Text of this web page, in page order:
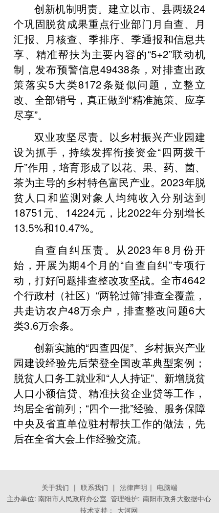
创新机制明责。建立以市、县两级24
个巩固脱贫成果重点行业部门月自查、月
汇报、月核查、季排序、季通报和信息共
享、精准帮扶为主要内容的“5+2”联动机
制，发布预警信息49438条，对排查出政
策落实5大类8172条疑似问题，立整立
改、全部销号，真正做到“精准施策、应享
尽享”。
双业攻坚尽责。以乡村振兴产业园建
设为抓手，持续发挥衔接资金“四两拨千
斤”作用，培育形成了以花、果、药、菌、
茶为主导的乡村特色富民产业。2023年脱
贫人口和监测对象人均纯收入分别达到
18751元、14224元，比2022年分别增长
13.5%和10.47%。
自查自纠压责。从2023年8月份开
始，开展为期4个月的“自查自纠”专项行
动，打好问题排查整改攻坚战。全市4642
个行政村（社区）“两轮过筛”排查全覆盖，
共走访农户48万余户，排查整改问题6大
类3.6万余条。
创新实施的“四查四促”、乡村振兴产业
园建设经验先后荣登全国改革典型案例；
脱贫人口务工就业和“人人持证”、新增脱贫
人口小额信贷、精准扶贫企业贷等工作，
均居全省前列；“四个一批”经验、服务保障
中央及省直单位驻村帮扶工作的做法，先
后在全省大会上作经验交流。
关于我们 | 联系我们 | 法律声明 | 电脑端
主办单位: 南阳市人民政府办公室 管理维护: 南阳市政务大数据中心
技术支持：
大河网